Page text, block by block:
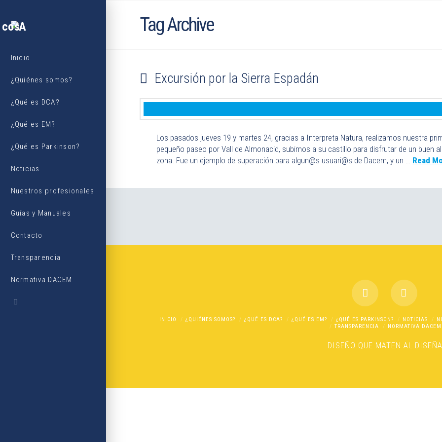
Inicio
¿Quiénes somos?
¿Qué es DCA?
¿Qué es EM?
¿Qué es Parkinson?
Noticias
Nuestros profesionales
Guías y Manuales
Contacto
Transparencia
Normativa DACEM
Tag Archive
Excursión por la Sierra Espadán
Los pasados jueves 19 y martes 24, gracias a Interpreta Natura, realizamos nuestra
pequeño paseo por Vall de Almonacid, subimos a su castillo para disfrutar de un buen
zona. Fue un ejemplo de superación para algun@s usuari@s de Dacem, y un … Read
INICIO ¿QUIÉNES SOMOS? ¿QUÉ ES DCA? ¿QUÉ ES EM? ¿QUÉ ES PARKINSON? NOTICIAS
TRANSPARENCIA
NORMATIVA DACEM
DISEÑO QUE MATEN AL